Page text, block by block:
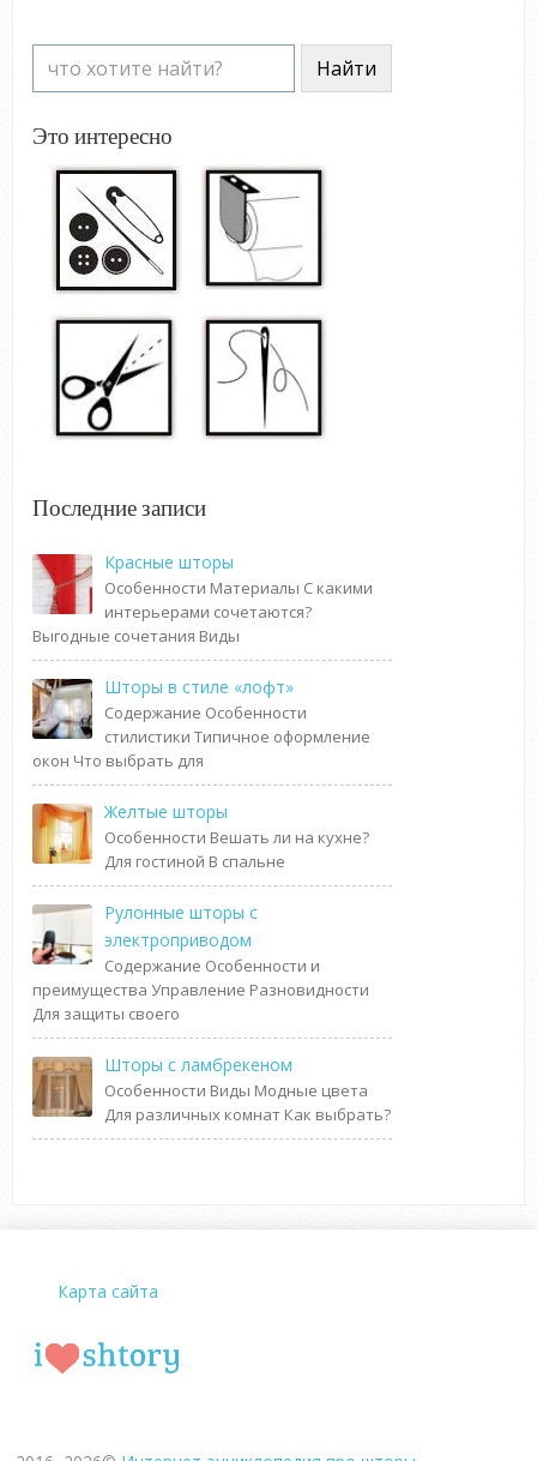
Это интересно
Последние записи
Красные шторы
Особенности Материалы С какими
интерьерами сочетаются?
Выгодные сочетания Виды
Шторы в стиле «лофт»
Содержание Особенности
стилистики Типичное оформление
окон Что выбрать для
Желтые шторы
Особенности Вешать ли на кухне?
Для гостиной В спальне
Рулонные шторы с
электроприводом
Содержание Особенности и
преимущества Управление Разновидности
Для защиты своего
Шторы с ламбрекеном
Особенности Виды Модные цвета
Для различных комнат Как выбрать?
Карта сайта